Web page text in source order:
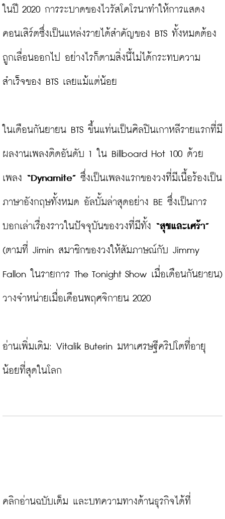
ในปี 2020 การระบาดของไวรัสโคโรนาทำให้การแสดง
คอนเสิร์ตซึ่งเป็นแหล่งรายได้สำคัญของ BTS ทั้งหมดต้อง
ถูกเลื่อนออกไป อย่างไรก็ตามสิ่งนี้ไม่ได้กระทบความ
สำเร็จของ BTS เลยแม้แต่น้อย
ในเดือนกันยายน BTS ขึ้นแท่นเป็นศิลปินเกาหลีรายแรกที่มี
ผลงานเพลงติดอันดับ 1 ใน Billboard Hot 100 ด้วย
เพลง “Dynamite” ซึ่งเป็นเพลงแรกของวงที่มีเนื้อร้องเป็น
ภาษาอังกฤษทั้งหมด อัลบั้มล่าสุดอย่าง BE ซึ่งเป็นการ
บอกเล่าเรื่องราวในปัจจุบันของวงที่มีทั้ง “สุขและเศร้า”
(ตามที่ Jimin สมาชิกของวงให้สัมภาษณ์กับ Jimmy
Fallon ในรายการ The Tonight Show เมื่อเดือนกันยายน)
วางจำหน่ายเมื่อเดือนพฤศจิกายน 2020
อ่านเพิ่มเติม: Vitalik Buterin มหาเศรษฐีคริปโตที่อายุ
น้อยที่สุดในโลก
คลิกอ่านฉบับเต็ม และบทความทางด้านธุรกิจได้ที่